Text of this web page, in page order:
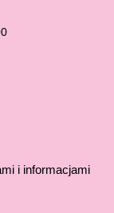
i informacjami